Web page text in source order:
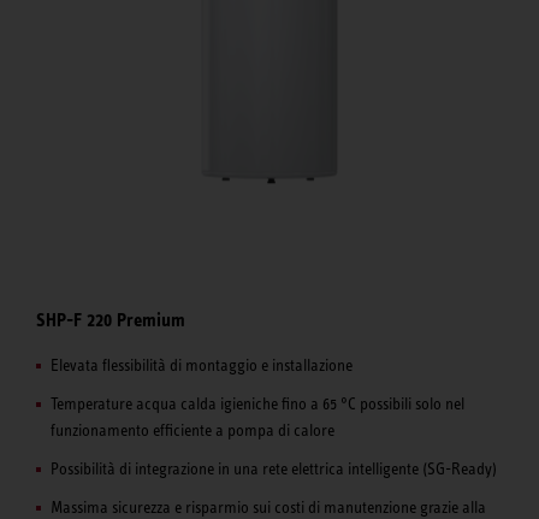
SHP-F 220 Premium
Elevata flessibilità di montaggio e installazione
Temperature acqua calda igieniche fino a 65 °C possibili solo nel
funzionamento efficiente a pompa di calore
Possibilità di integrazione in una rete elettrica intelligente (SG-Ready)
Massima sicurezza e risparmio sui costi di manutenzione grazie alla